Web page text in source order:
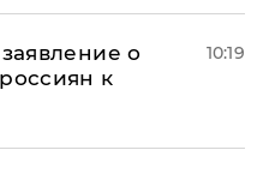
о
к
10:19